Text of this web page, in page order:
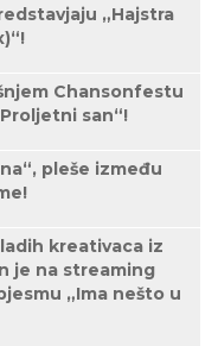
„Hajstra
Chansonfestu
san“!
pleše između
kreativaca iz
je na streaming
„Ima nešto u